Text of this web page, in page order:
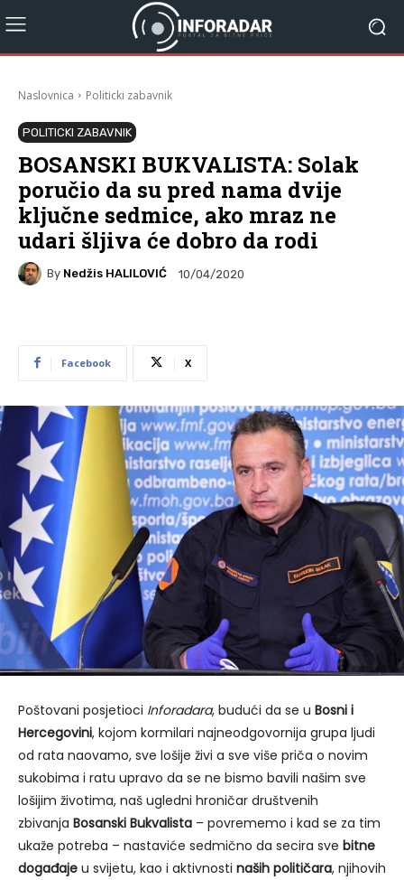
Naslovnica Politicki zabavnik
POLITICKI ZABAVNIK
BOSANSKI BUKVALISTA: Solak
poručio da su pred nama dvije
ključne sedmice, ako mraz ne
udari šljiva će dobro da rodi
By Nedžis HALILOVIĆ 10/04/2020
Facebook X
Poštovani posjetioci Inforadara, budući da se u Bosni i
Hercegovini, kojom kormilari najneodgovornija grupa ljudi
od rata naovamo, sve lošije živi a sve više priča o novim
sukobima i ratu upravo da se ne bismo bavili našim sve
lošijim životima, naš ugledni hroničar društvenih
zbivanja Bosanski Bukvalista – povrememo i kad se za tim
ukaže potreba – nastaviće sedmično da secira sve bitne
događaje u svijetu, kao i aktivnosti naših političara, njihovih